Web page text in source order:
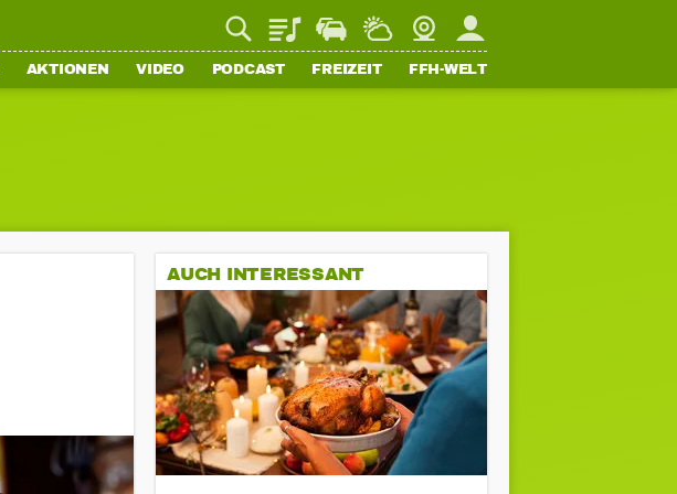
PlaylistStaupilotWetterWebcamMein FFH
AKTIONEN VIDEO PODCAST FREIZEIT FFH-WELT
AUCH INTERESSANT